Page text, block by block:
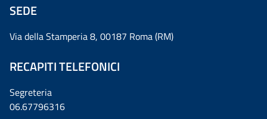
SEDE
Via della Stamperia 8, 00187 Roma (RM)
RECAPITI TELEFONICI
Segreteria
06.67796316